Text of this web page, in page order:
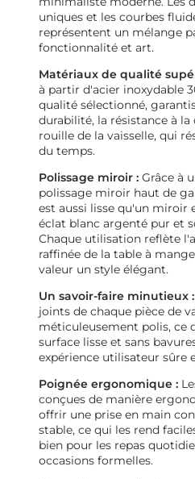
uniques et les courbes
représentent un mélange
fonctionnalité et art.
Matériaux de qualité
à partir d'acier inoxydable
qualité sélectionné,
durabilité, la résistance à
rouille de la vaisselle, qui
du temps.
Polissage miroir : Grâce à
polissage miroir haut de
est aussi lisse qu'un miroir
éclat blanc argenté pur et
Chaque utilisation reflète
raffinée de la table à
valeur un style élégant.
Un savoir-faire minutieux :
joints de chaque pièce de
méticuleusement polis, ce
surface lisse et sans
expérience utilisateur sûre
Poignée ergonomique :
conçues de manière
offrir une prise en main
stable, ce qui les rend
bien pour les repas
occasions formelles.